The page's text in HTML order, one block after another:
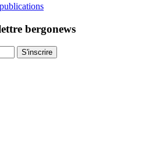
bergonews
S'inscrire